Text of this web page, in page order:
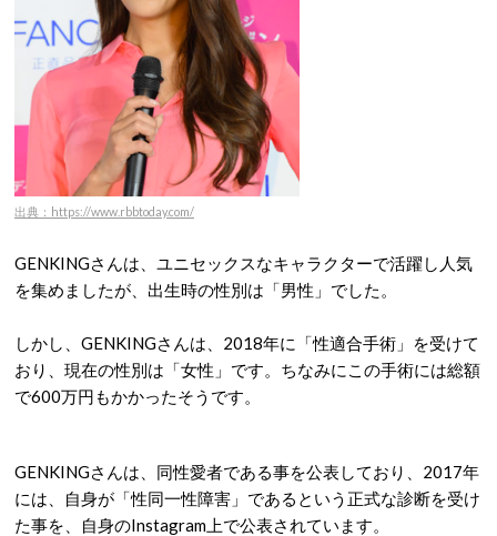
出典：https://www.rbbtoday.com/
GENKINGさんは、ユニセックスなキャラクターで活躍し人気
を集めましたが、出生時の性別は「男性」でした。
しかし、GENKINGさんは、2018年に「性適合手術」を受けて
おり、現在の性別は「女性」です。ちなみにこの手術には総額
で600万円もかかったそうです。
GENKINGさんは、同性愛者である事を公表しており、2017年
には、自身が「性同一性障害」であるという正式な診断を受け
た事を、自身のInstagram上で公表されています。